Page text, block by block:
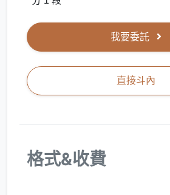
我要委託
直接斗內
格式&收費